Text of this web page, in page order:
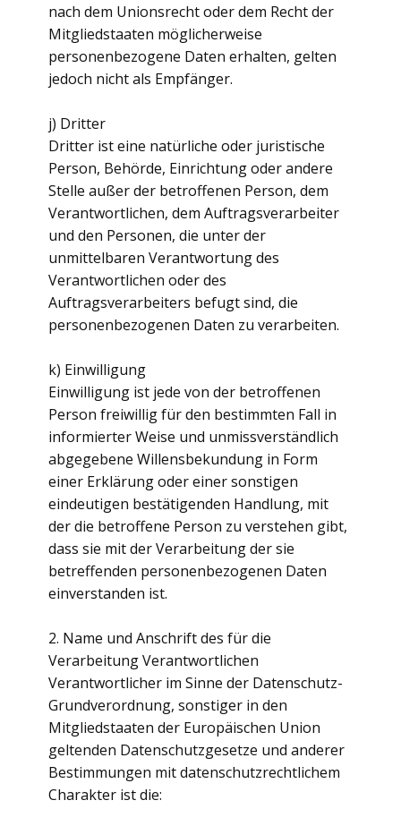
nach dem Unionsrecht oder dem Recht der
Mitgliedstaaten möglicherweise
personenbezogene Daten erhalten, gelten
jedoch nicht als Empfänger.
j) Dritter
Dritter ist eine natürliche oder juristische
Person, Behörde, Einrichtung oder andere
Stelle außer der betroffenen Person, dem
Verantwortlichen, dem Auftragsverarbeiter
und den Personen, die unter der
unmittelbaren Verantwortung des
Verantwortlichen oder des
Auftragsverarbeiters befugt sind, die
personenbezogenen Daten zu verarbeiten.
k) Einwilligung
Einwilligung ist jede von der betroffenen
Person freiwillig für den bestimmten Fall in
informierter Weise und unmissverständlich
abgegebene Willensbekundung in Form
einer Erklärung oder einer sonstigen
eindeutigen bestätigenden Handlung, mit
der die betroffene Person zu verstehen gibt,
dass sie mit der Verarbeitung der sie
betreffenden personenbezogenen Daten
einverstanden ist.
2. Name und Anschrift des für die
Verarbeitung Verantwortlichen
Verantwortlicher im Sinne der Datenschutz-
Grundverordnung, sonstiger in den
Mitgliedstaaten der Europäischen Union
geltenden Datenschutzgesetze und anderer
Bestimmungen mit datenschutzrechtlichem
Charakter ist die: